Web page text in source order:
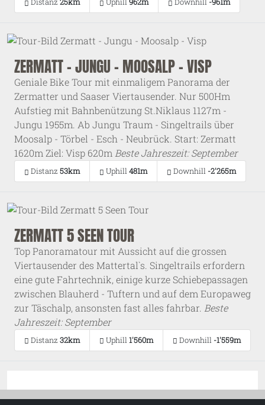
ZERMATT - JUNGU - MOOSALP - VISP
Geniale Bike Tour mit einmaligem Panorama der
Zermatter und Saaser Viertausender. Nur 500Hm
Aufstieg mit Bahnbenützung St.Niklaus 1127m -
Jungu 1955m. Ab Jungu Traum - Singeltrails über
Moosalp - Törbel - Esch - Neubrück. Start: Zermatt
1620m Ziel: Visp 620m Beste Jahreszeit: September
Distanz 53km Uphill 481m Downhill -2'265m
ZERMATT 5 SEEN TOUR
Top Panoramatour mit Aussicht auf die grossen
Viertausender des Mattertal`s. Singeltrails erfordern
eine gute Fahrtechnik, einige kurze Schiebepassagen
zwischen Blauherd - Tuftern und auf dem Europaweg
zur Täschalp, ansonsten fast alles fahrbar. Beste
Jahreszeit: September
Distanz 32km Uphill 1'560m Downhill -1'559m